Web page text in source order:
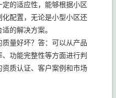
的适应性，能够根据小区
配置，无论是小型小区还
的解决方案。
量好坏？答：可以从产品
功能完整性等方面进行判
资质认证、客户案例和市场